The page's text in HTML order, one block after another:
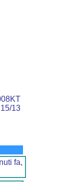
13
fa,